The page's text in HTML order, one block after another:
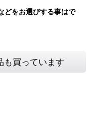
どをお選びする事はで
も買っています